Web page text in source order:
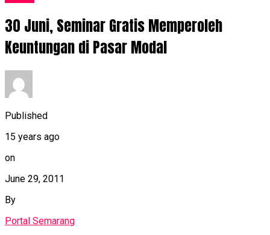
30 Juni, Seminar Gratis Memperoleh
Keuntungan di Pasar Modal
Published
15 years ago
on
June 29, 2011
By
Portal Semarang